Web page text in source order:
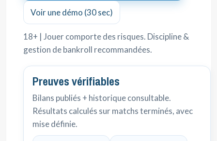
Voir une démo (30 sec)
18+ | Jouer comporte des risques. Discipline &
gestion de bankroll recommandées.
Preuves vérifiables
Bilans publiés + historique consultable.
Résultats calculés sur matchs terminés, avec
mise définie.